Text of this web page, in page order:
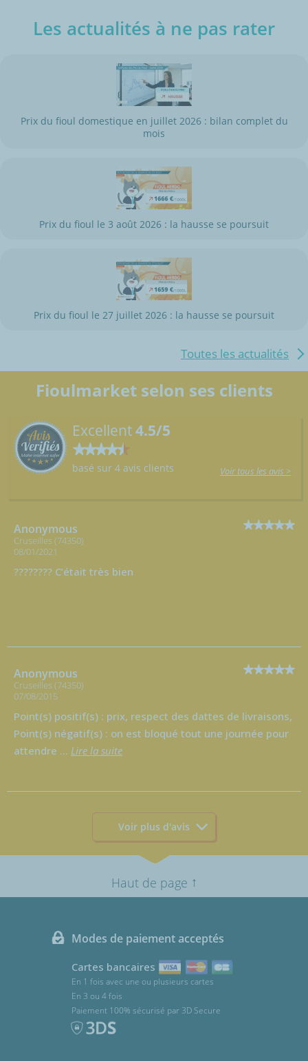
Les actualités à ne pas rater
Prix du fioul domestique en juillet 2026 : bilan complet du
mois
Prix du fioul le 3 août 2026 : la hausse se poursuit
Prix du fioul le 27 juillet 2026 : la hausse se poursuit
Toutes les actualités
Fioulmarket selon ses clients
Excellent4.5/5
basé sur 4 avis clients Voir tous les avis >
Anonymous
Cruseilles (74350)
08/01/2021
???????? C’était très bien
Anonymous
Cruseilles (74350)
07/08/2015
Point(s) positif(s) : prix, respect des dattes de livraisons,
Point(s) négatif(s) : on est bloqué tout une journée pour
attendre ... Lire la suite
Voir plus d'avis
Haut de page ↑
Modes de paiement acceptés
Cartes bancaires
En 1 fois avec une ou plusieurs cartes
En 3 ou 4 fois
Paiement 100% sécurisé par 3D Secure